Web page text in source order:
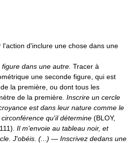
l'action d'inclure une chose dans une
dans une autre. Tracer à
une seconde figure, qui est
la première, ou dont tous les
de la première. Inscrire un cercle
est dans leur nature comme le
qu'il détermine (BLOY,
Il m'envoie au tableau noir, et
J'obéis. (...) — Inscrivez dedans une